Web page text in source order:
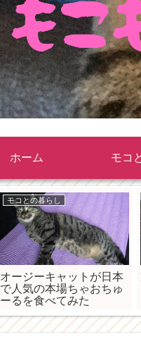
ホーム モコ
モコとの暮らし
オージーキャットが日本
で人気の本場ちゃおちゅ
ーるを食べてみた